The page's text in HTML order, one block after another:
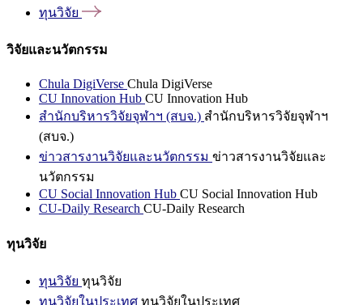
ทุนวิจัย
วิจัยและนวัตกรรม
Chula DigiVerse Chula DigiVerse
CU Innovation Hub CU Innovation Hub
สำนักบริหารวิจัยจุฬาฯ (สบจ.) สำนักบริหารวิจัยจุฬาฯ
(สบจ.)
ข่าวสารงานวิจัยและนวัตกรรม ข่าวสารงานวิจัยและ
นวัตกรรม
CU Social Innovation Hub CU Social Innovation Hub
CU-Daily Research CU-Daily Research
ทุนวิจัย
ทุนวิจัย ทุนวิจัย
ทุนวิจัยในประเทศ ทุนวิจัยในประเทศ